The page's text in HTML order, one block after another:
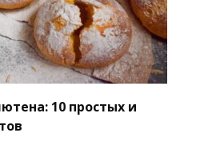
10 простых и